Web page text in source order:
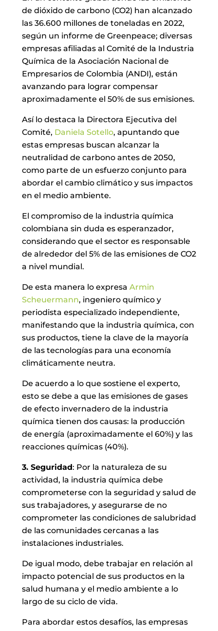
de dióxido de carbono (CO2) han alcanzado
las 36.600 millones de toneladas en 2022,
según un informe de Greenpeace; diversas
empresas afiliadas al Comité de la Industria
Química de la Asociación Nacional de
Empresarios de Colombia (ANDI), están
avanzando para lograr compensar
aproximadamente el 50% de sus emisiones.
Así lo destaca la Directora Ejecutiva del
Comité, Daniela Sotello, apuntando que
estas empresas buscan alcanzar la
neutralidad de carbono antes de 2050,
como parte de un esfuerzo conjunto para
abordar el cambio climático y sus impactos
en el medio ambiente.
El compromiso de la industria química
colombiana sin duda es esperanzador,
considerando que el sector es responsable
de alrededor del 5% de las emisiones de CO2
a nivel mundial.
De esta manera lo expresa Armin
Scheuermann, ingeniero químico y
periodista especializado independiente,
manifestando que la industria química, con
sus productos, tiene la clave de la mayoría
de las tecnologías para una economía
climáticamente neutra.
De acuerdo a lo que sostiene el experto,
esto se debe a que las emisiones de gases
de efecto invernadero de la industria
química tienen dos causas: la producción
de energía (aproximadamente el 60%) y las
reacciones químicas (40%).
3. Seguridad: Por la naturaleza de su
actividad, la industria química debe
comprometerse con la seguridad y salud de
sus trabajadores, y asegurarse de no
comprometer las condiciones de salubridad
de las comunidades cercanas a las
instalaciones industriales.
De igual modo, debe trabajar en relación al
impacto potencial de sus productos en la
salud humana y el medio ambiente a lo
largo de su ciclo de vida.
Para abordar estos desafíos, las empresas